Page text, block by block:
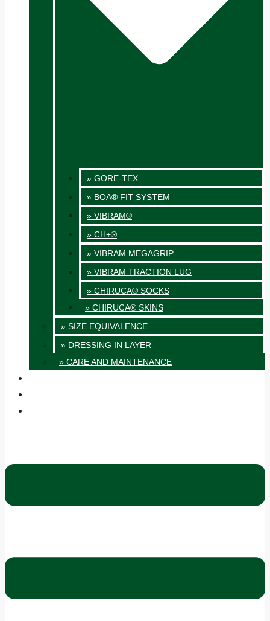
» GORE-TEX
» BOA® FIT SYSTEM
» VIBRAM®
» CH+®
» VIBRAM MEGAGRIP
» VIBRAM TRACTION LUG
» CHIRUCA® SOCKS
» CHIRUCA® SKINS
» SIZE EQUIVALENCE
» DRESSING IN LAYER
» CARE AND MAINTENANCE